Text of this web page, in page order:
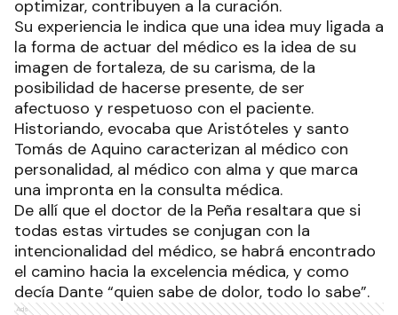
optimizar, contribuyen a la curación.
Su experiencia le indica que una idea muy ligada a
la forma de actuar del médico es la idea de su
imagen de fortaleza, de su carisma, de la
posibilidad de hacerse presente, de ser
afectuoso y respetuoso con el paciente.
Historiando, evocaba que Aristóteles y santo
Tomás de Aquino caracterizan al médico con
personalidad, al médico con alma y que marca
una impronta en la consulta médica.
De allí que el doctor de la Peña resaltara que si
todas estas virtudes se conjugan con la
intencionalidad del médico, se habrá encontrado
el camino hacia la excelencia médica, y como
decía Dante “quien sabe de dolor, todo lo sabe”.
Ads